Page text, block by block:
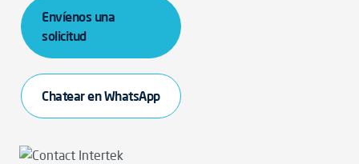
Envíenos una
solicitud
Chatear en WhatsApp